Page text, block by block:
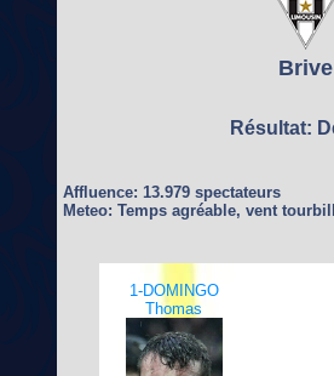
Brive
Résultat:
Affluence: 13.979 spectateurs
Meteo: Temps agréable, vent
1-DOMINGO
Thomas